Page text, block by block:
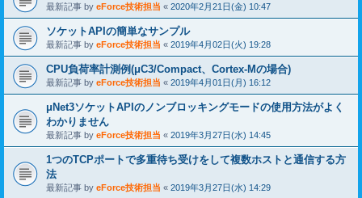
最新記事 by eForce技術担当 « 2020年2月21日(金) 10:47
ソケットAPIの簡単なサンプル
最新記事 by eForce技術担当 « 2019年4月02日(火) 19:28
CPU負荷率計測例(μC3/Compact、Cortex-Mの場合)
最新記事 by eForce技術担当 « 2019年4月01日(月) 16:12
μNet3ソケットAPIのノンブロッキングモードの使用方法がよく
わかりません
最新記事 by eForce技術担当 « 2019年3月27日(水) 14:45
1つのTCPポートで多重待ち受けをして複数ホストと通信する方
法
最新記事 by eForce技術担当 « 2019年3月27日(水) 14:29